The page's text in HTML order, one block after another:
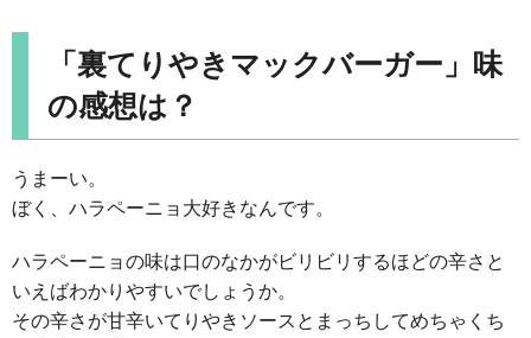
「裏てりやきマックバーガー」味
の感想は？
うまーい。
ぼく、ハラペーニョ大好きなんです。
ハラペーニョの味は口のなかがビリビリするほどの辛さと
いえばわかりやすいでしょうか。
その辛さが甘辛いてりやきソースとまっちしてめちゃくち